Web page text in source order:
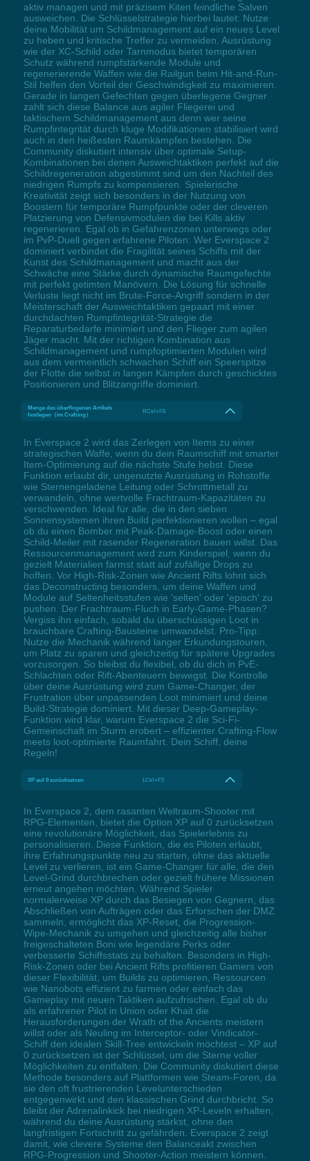
aktiv managen und mit präzisem Kiten feindliche Salven
ausweichen. Die Schlüsselstrategie hierbei lautet: Nutze
deine Mobilität um Schildmanagement auf ein neues Level
zu heben und kritische Treffer zu vermeiden. Ausrüstung
wie der XC-Schild oder Tarnmodus bietet temporären
Schutz während rumpfstärkende Module und
regenerierende Waffen wie die Railgun beim Hit-and-Run-
Stil helfen den Vorteil der Geschwindigkeit zu maximieren.
Gerade in langen Gefechten gegen überlegene Gegner
zahlt sich diese Balance aus agiler Fliegerei und
taktischem Schildmanagement aus denn wer seine
Rumpfintegrität durch kluge Modifikationen stabilisiert wird
auch in den heißesten Raumkämpfen bestehen. Die
Community diskutiert intensiv über optimale Setup-
Kombinationen bei denen Ausweichtaktiken perfekt auf die
Schildregeneration abgestimmt sind um den Nachteil des
niedrigen Rumpfs zu kompensieren. Spielerische
Kreativität zeigt sich besonders in der Nutzung von
Boostern für temporäre Rumpfpunkte oder der cleveren
Platzierung von Defensivmodulen die bei Kills aktiv
regenerieren. Egal ob in Gefahrenzonen unterwegs oder
im PvP-Duell gegen erfahrene Piloten: Wer Everspace 2
dominiert verbindet die Fragilität seines Schiffs mit der
Kunst des Schildmanagement und macht aus der
Schwäche eine Stärke durch dynamische Raumgefechte
mit perfekt getimten Manövern. Die Lösung für schnelle
Verluste liegt nicht im Brute-Force-Angriff sondern in der
Meisterschaft der Ausweichtaktiken gepaart mit einer
durchdachten Rumpfintegrität-Strategie die
Reparaturbedarfe minimiert und den Flieger zum agilen
Jäger macht. Mit der richtigen Kombination aus
Schildmanagement und rumpfoptimierten Modulen wird
aus dem vermeintlich schwachen Schiff ein Speerspitze
der Flotte die selbst in langen Kämpfen durch geschicktes
Positionieren und Blitzangriffe dominiert.
Menge des überflogenen Artikels
festlegen（im Crafting）
RCtrl+F6
In Everspace 2 wird das Zerlegen von Items zu einer
strategischen Waffe, wenn du dein Raumschiff mit smarter
Item-Optimierung auf die nächste Stufe hebst. Diese
Funktion erlaubt dir, ungenutzte Ausrüstung in Rohstoffe
wie Sternengeladene Leitung oder Schrottmetall zu
verwandeln, ohne wertvolle Frachtraum-Kapazitäten zu
verschwenden. Ideal für alle, die in den sieben
Sonnensystemen ihren Build perfektionieren wollen – egal
ob du einen Bomber mit Peak-Damage-Boost oder einen
Schild-Meiler mit rasender Regeneration bauen willst. Das
Ressourcenmanagement wird zum Kinderspiel, wenn du
gezielt Materialien farmst statt auf zufällige Drops zu
hoffen. Vor High-Risk-Zonen wie Ancient Rifts lohnt sich
das Deconstructing besonders, um deine Waffen und
Module auf Seltenheitsstufen wie 'selten' oder 'episch' zu
pushen. Der Frachtraum-Fluch in Early-Game-Phasen?
Vergiss ihn einfach, sobald du überschüssigen Loot in
brauchbare Crafting-Bausteine umwandelst. Pro-Tipp:
Nutze die Mechanik während langer Erkundungstouren,
um Platz zu sparen und gleichzeitig für spätere Upgrades
vorzusorgen. So bleibst du flexibel, ob du dich in PvE-
Schlachten oder Rift-Abenteuern bewegst. Die Kontrolle
über deine Ausrüstung wird zum Game-Changer, der
Frustration über unpassenden Loot minimiert und deine
Build-Strategie dominiert. Mit dieser Deep-Gameplay-
Funktion wird klar, warum Everspace 2 die Sci-Fi-
Gemeinschaft im Sturm erobert – effizienter Crafting-Flow
meets loot-optimierte Raumfahrt. Dein Schiff, deine
Regeln!
XP auf 0 zurücksetzen LCtrl+F5
In Everspace 2, dem rasanten Weltraum-Shooter mit
RPG-Elementen, bietet die Option XP auf 0 zurücksetzen
eine revolutionäre Möglichkeit, das Spielerlebnis zu
personalisieren. Diese Funktion, die es Piloten erlaubt,
ihre Erfahrungspunkte neu zu starten, ohne das aktuelle
Level zu verlieren, ist ein Game-Changer für alle, die den
Level-Grind durchbrechen oder gezielt frühere Missionen
erneut angehen möchten. Während Spieler
normalerweise XP durch das Besiegen von Gegnern, das
Abschließen von Aufträgen oder das Erforschen der DMZ
sammeln, ermöglicht das XP-Reset, die Progression-
Wipe-Mechanik zu umgehen und gleichzeitig alle bisher
freigeschalteten Boni wie legendäre Perks oder
verbesserte Schiffsstats zu behalten. Besonders in High-
Risk-Zonen oder bei Ancient Rifts profitieren Gamers von
dieser Flexibilität, um Builds zu optimieren, Ressourcen
wie Nanobots effizient zu farmen oder einfach das
Gameplay mit neuen Taktiken aufzufrischen. Egal ob du
als erfahrener Pilot in Union oder Khait die
Herausforderungen der Wrath of the Ancients meistern
willst oder als Neuling im Interceptor- oder Vindicator-
Schiff den idealen Skill-Tree entwickeln möchtest – XP auf
0 zurücksetzen ist der Schlüssel, um die Sterne voller
Möglichkeiten zu entfalten. Die Community diskutiert diese
Methode besonders auf Plattformen wie Steam-Foren, da
sie den oft frustrierenden Levelunterschieden
entgegenwirkt und den klassischen Grind durchbricht. So
bleibt der Adrenalinkick bei niedrigen XP-Leveln erhalten,
während du deine Ausrüstung stärkst, ohne den
langfristigen Fortschritt zu gefährden. Everspace 2 zeigt
damit, wie clevere Systeme den Balanceakt zwischen
RPG-Progression und Shooter-Action meistern können.